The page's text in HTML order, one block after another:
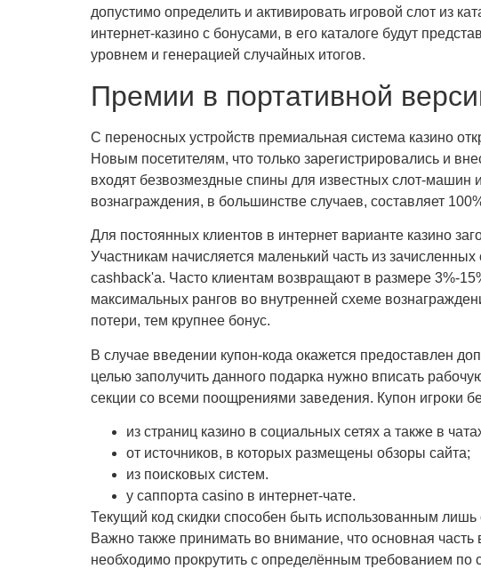
допустимо определить и активировать игровой слот из
интернет-казино с бонусами, в его каталоге будут
уровнем и генерацией случайных итогов.
Премии в портативной
С переносных устройств премиальная система казино
Новым посетителям, что только зарегистрировались и
входят безвозмездные спины для известных слот-
вознаграждения, в большинстве случаев, составляет
Для постоянных клиентов в интернет варианте казино
Участникам начисляется маленький часть из
cashback'а. Часто клиентам возвращают в размере 3%-
максимальных рангов во внутренней схеме
потери, тем крупнее бонус.
В случае введении купон-кода окажется предоставлен
целью заполучить данного подарка нужно вписать
секции со всеми поощрениями заведения. Купон игроки
из страниц казино в социальных сетях а также в
от источников, в которых размещены обзоры сайта;
из поисковых систем.
у саппорта casino в интернет-чате.
Текущий код скидки способен быть использованным
Важно также принимать во внимание, что основная
необходимо прокрутить с определённым требованием по